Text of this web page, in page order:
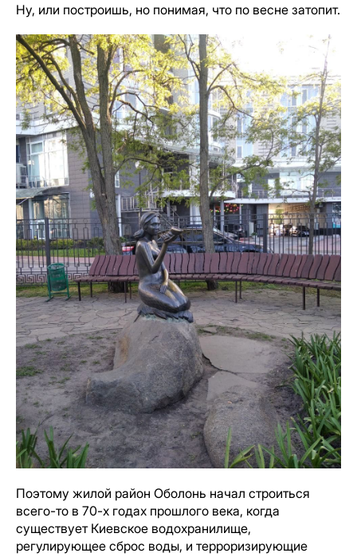
Ну, или построишь, но понимая, что по весне затопит.
Поэтому жилой район Оболонь начал строиться
всего-то в 70-х годах прошлого века, когда
существует Киевское водохранилище,
регулирующее сброс воды, и терроризирующие